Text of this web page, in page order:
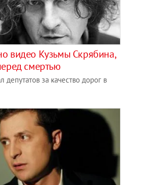
видео Кузьмы Скрябина,
смертью
депутатов за качество дорог в